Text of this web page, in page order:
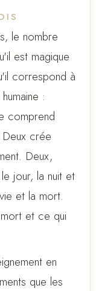
le nombre
est magique
correspond à
:
comprend
crée
Deux,
jour, la nuit et
et la mort.
et ce qui
en
que les